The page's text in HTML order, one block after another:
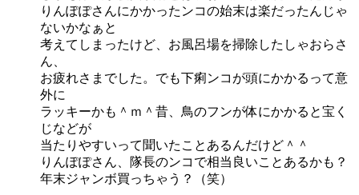
りんぽぽさんにかかったンコの始末は楽だったんじゃ
ないかなぁと
考えてしまったけど、お風呂場を掃除したしゃおらさ
ん、
お疲れさまでした。でも下痢ンコが頭にかかるって意
外に
ラッキーかも＾ｍ＾昔、鳥のフンが体にかかると宝く
じなどが
当たりやすいって聞いたことあるんだけど＾＾
りんぽぽさん、隊長のンコで相当良いことあるかも？
年末ジャンボ買っちゃう？（笑）